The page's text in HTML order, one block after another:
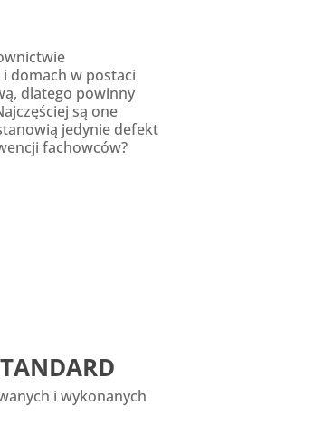
domach w postaci
dlatego powinny
są one
jedynie defekt
fachowców?
i wykonanych